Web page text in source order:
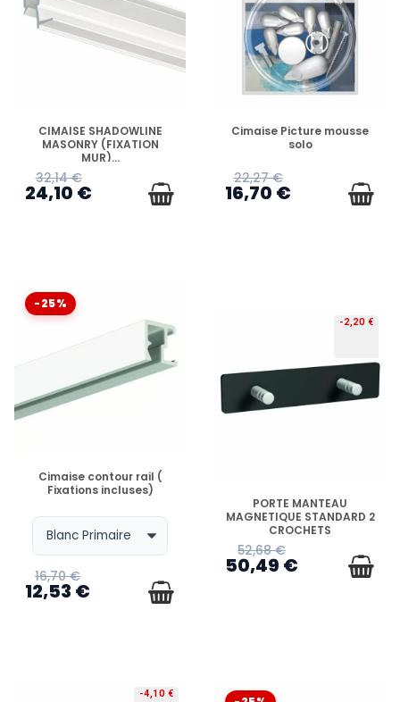
EN STOCK
CIMAISE SHADOWLINE
MASONRY (FIXATION
MUR)...
32,14 €
24,10 €
EN STOCK
Cimaise Picture mousse
solo
22,27 €
16,70 €
-25%
EN STOCK
Cimaise contour rail (
Fixations incluses)
16,70 €
12,53 €
-2,20 €
PORTE MANTEAU
MAGNETIQUE STANDARD 2
CROCHETS
52,68 €
50,49 €
-4,10 €